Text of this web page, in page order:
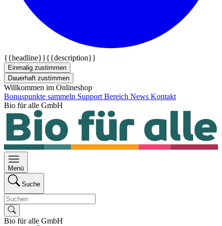
{{headline}}{{description}}
Einmalig zustimmen
Dauerhaft zustimmen
Willkommen im Onlineshop
Bonuspunkte sammeln Support Bereich News Kontakt
Bio für alle GmbH
Menü
Suche
Bio für alle GmbH